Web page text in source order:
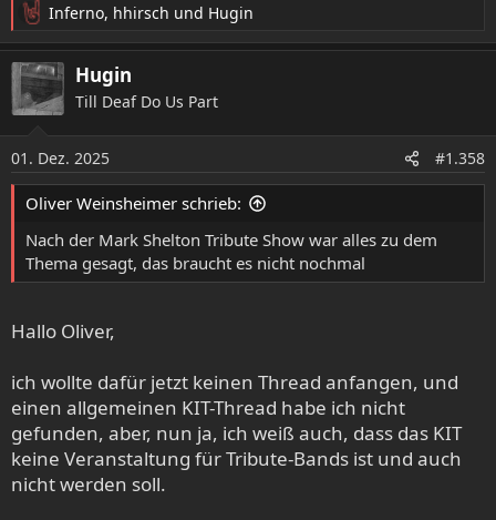
R
e
a
t
o
n
e
n
Inferno, hhirsch und Hugin
Hugin
Till Deaf Do Us Part
01. Dez. 2025 #1.358
Oliver Weinsheimer schrieb:
Nach der Mark Shelton Tribute Show war alles zu dem
Thema gesagt, das braucht es nicht nochmal
Hallo Oliver,
ich wollte dafür jetzt keinen Thread anfangen, und
einen allgemeinen KIT-Thread habe ich nicht
gefunden, aber, nun ja, ich weiß auch, dass das KIT
keine Veranstaltung für Tribute-Bands ist und auch
nicht werden soll.